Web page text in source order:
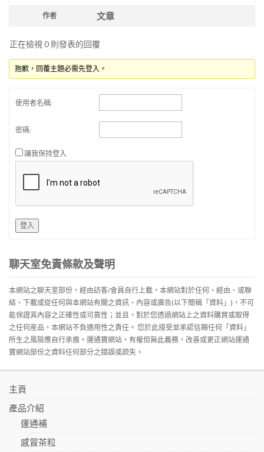
作者 文章
正在檢視 0 則發表的回覆
抱歉，回覆主題必需先登入。
使用者名稱:
密碼:
讓我保持登入
登入
聊天室免責條款及聲明
本網站之聊天室部份，經由訪客/會員自行上載，本網站對於任何、經由、或聯
結、下載或從任何與本網站有關之資訊、內容或廣告(以下簡稱「資料」)，不可
能保證其內容之正確性或可靠性；並且，對於您透過網站上之資料購買或取得
之任何産品，本網站不負適用性之責任。 您於此接受並承認信賴任何「資料」
所生之風險應自行承擔。運通寶網站，有權但無此義務，改善或更正網站運通
寶網站部份之資料任何部分之錯誤或疏失。
主頁
產品介紹
運通補
感冒茶粒